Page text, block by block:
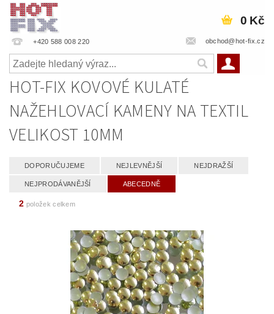
+420 588 008 220 obchod@hot-fix.cz
0 Kč
HOT-FIX KOVOVÉ KULATÉ
NAŽEHLOVACÍ KAMENY NA TEXTIL
VELIKOST 10MM
DOPORUČUJEME NEJLEVNĚJŠÍ NEJDRAŽŠÍ
NEJPRODÁVANĚJŠÍ ABECEDNĚ
2 položek celkem